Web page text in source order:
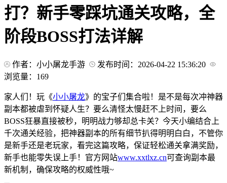
打？新手零踩坑通关攻略，全
阶段BOSS打法详解
作者：小小屠龙手游
发布时间：2026-04-22 15:36:20
浏览量： 169
家人们！玩《小小屠龙》的宝子们集合啦！是不是每次冲神器
副本都被虐到怀疑人生？要么清怪太慢赶不上时间，要么
BOSS狂暴直接被秒，明明战力够却总卡关？今天小编结合上
千次通关经验，把神器副本的所有细节扒得明明白白，不管你
是新手还是老玩家，看完这篇攻略，保证轻松通关拿满奖励，
新手也能零失误上手！官方网站www.xxtlxz.cn可查询副本最
新机制，确保攻略的权威性哦~